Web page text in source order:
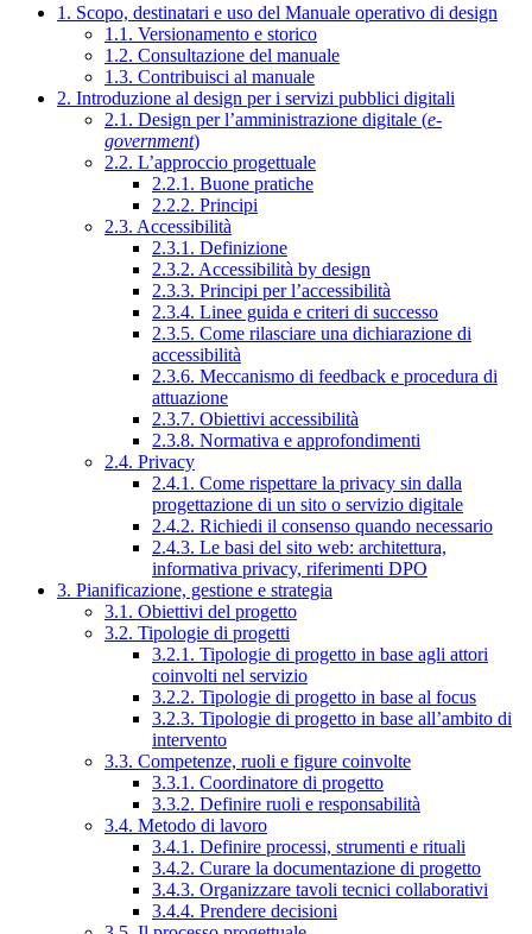
1. Scopo, destinatari e uso del Manuale operativo di design
1.1. Versionamento e storico
1.2. Consultazione del manuale
1.3. Contribuisci al manuale
2. Introduzione al design per i servizi pubblici digitali
2.1. Design per l’amministrazione digitale (e-
government)
2.2. L’approccio progettuale
2.2.1. Buone pratiche
2.2.2. Principi
2.3. Accessibilità
2.3.1. Definizione
2.3.2. Accessibilità by design
2.3.3. Principi per l’accessibilità
2.3.4. Linee guida e criteri di successo
2.3.5. Come rilasciare una dichiarazione di
accessibilità
2.3.6. Meccanismo di feedback e procedura di
attuazione
2.3.7. Obiettivi accessibilità
2.3.8. Normativa e approfondimenti
2.4. Privacy
2.4.1. Come rispettare la privacy sin dalla
progettazione di un sito o servizio digitale
2.4.2. Richiedi il consenso quando necessario
2.4.3. Le basi del sito web: architettura,
informativa privacy, riferimenti DPO
3. Pianificazione, gestione e strategia
3.1. Obiettivi del progetto
3.2. Tipologie di progetti
3.2.1. Tipologie di progetto in base agli attori
coinvolti nel servizio
3.2.2. Tipologie di progetto in base al focus
3.2.3. Tipologie di progetto in base all’ambito di
intervento
3.3. Competenze, ruoli e figure coinvolte
3.3.1. Coordinatore di progetto
3.3.2. Definire ruoli e responsabilità
3.4. Metodo di lavoro
3.4.1. Definire processi, strumenti e rituali
3.4.2. Curare la documentazione di progetto
3.4.3. Organizzare tavoli tecnici collaborativi
3.4.4. Prendere decisioni